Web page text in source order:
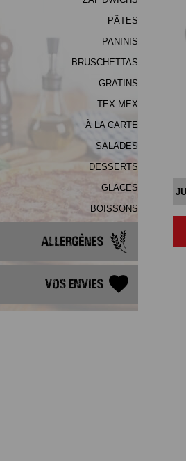
PÂTES
PANINIS
BRUSCHETTAS
GRATINS
TEX MEX
À LA CARTE
SALADES
DESSERTS
GLACES
BOISSONS
Allergènes
Vos Envies